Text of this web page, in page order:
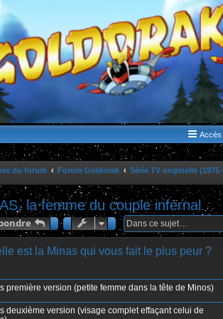
la Lune Rouge
Accès
du forum Forum Goldorak Série TV originelle (1975
la femme du couple infernal
est la Minas qui vous fait le plus peur ?
première version (petite femme dans la tête de Minos)
deuxième version (visage complet effaçant celui de